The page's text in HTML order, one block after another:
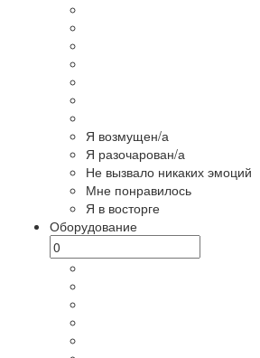
Я возмущен/а
Я разочарован/а
Не вызвало никаких эмоций
Мне понравилось
Я в восторге
Оборудование